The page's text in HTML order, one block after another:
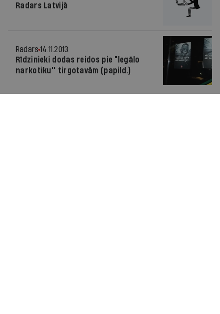
Radars Latvijā
Radars 14.11.2013.
Rīdzinieki dodas reidos pie "legālo
narkotiku'' tirgotavām (papild.)